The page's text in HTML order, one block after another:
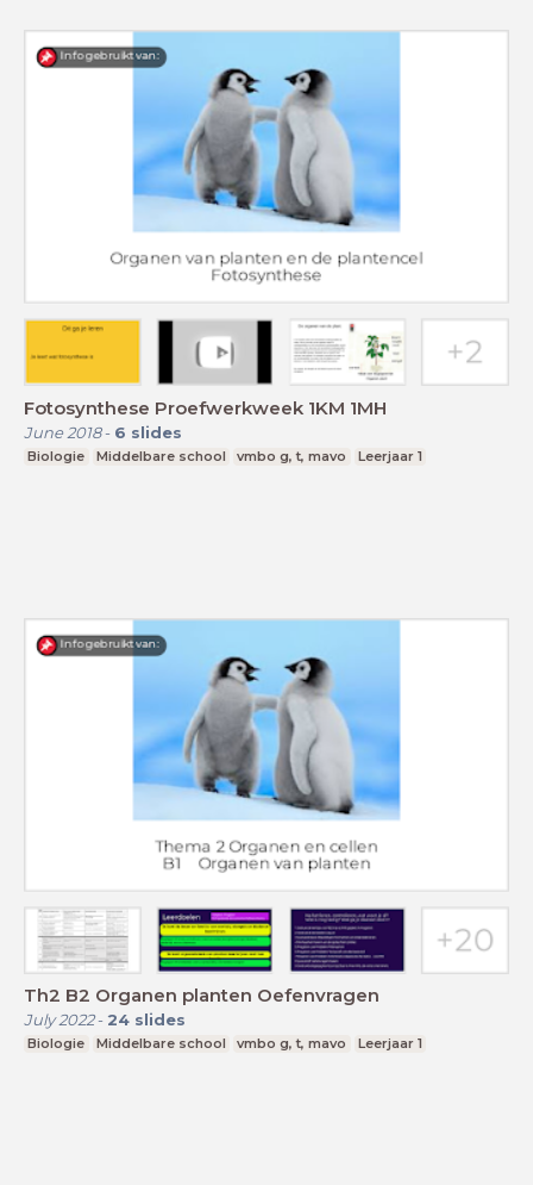
Fotosynthese Proefwerkweek 1KM 1MH
June 2018- 6 slides
Biologie Middelbare school vmbo g, t, mavo Leerjaar 1
Th2 B2 Organen planten Oefenvragen
July 2022- 24 slides
Biologie Middelbare school vmbo g, t, mavo Leerjaar 1